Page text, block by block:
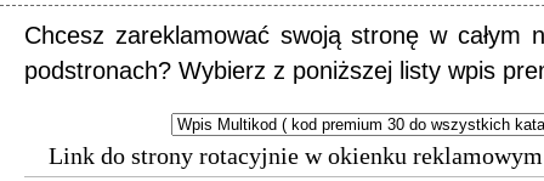
Chcesz zareklamować swoją stronę w całym
podstronach? Wybierz z poniższej listy wpis
Link do strony rotacyjnie w okienku reklamowym